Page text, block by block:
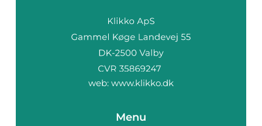
web: www.klikko.dk
Menu